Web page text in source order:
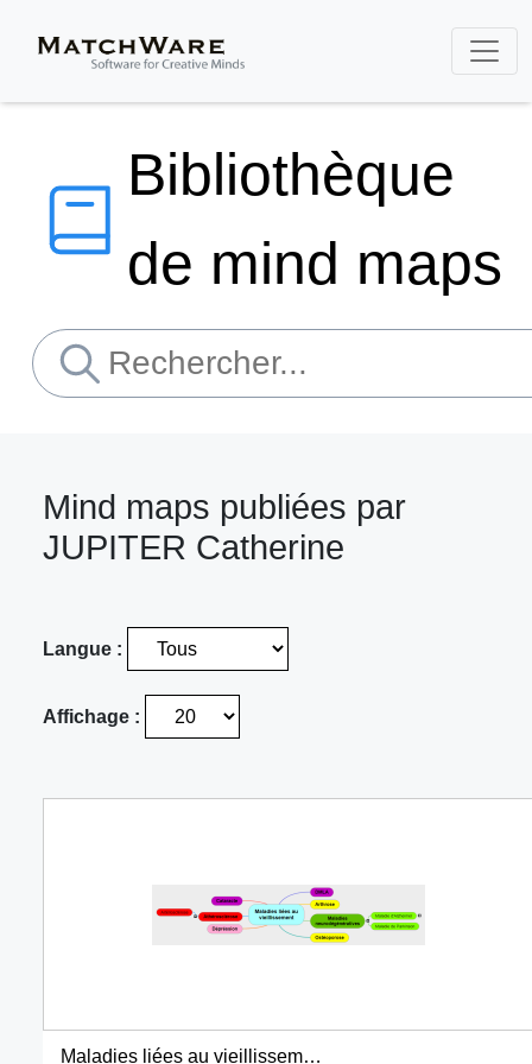
Bibliothèque
de mind maps
Mind maps publiées par
JUPITER Catherine
Langue :
Affichage :
Maladies liées au vieillissement1